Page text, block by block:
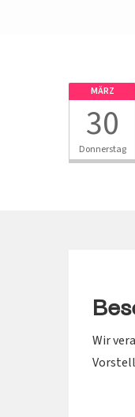
MÄRZ
30
Donnerstag
Wir